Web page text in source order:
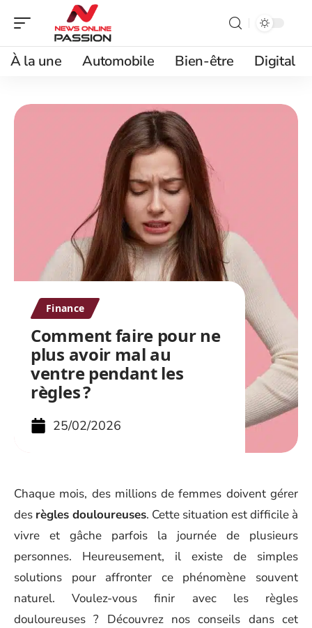
À la une Automobile Bien-être Digital
Finance
Comment faire pour ne
plus avoir mal au
ventre pendant les
règles ?
25/02/2026
Chaque mois, des millions de femmes doivent gérer
des règles douloureuses. Cette situation est difficile à
vivre et gâche parfois la journée de plusieurs
personnes. Heureusement, il existe de simples
solutions pour affronter ce phénomène souvent
naturel. Voulez-vous finir avec les règles
douloureuses ? Découvrez nos conseils dans cet